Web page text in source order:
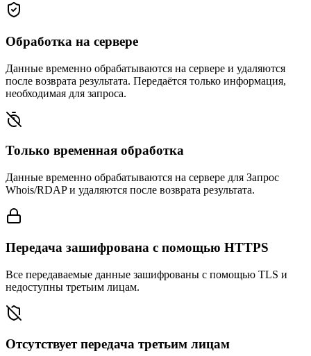
Обработка на сервере
Данные временно обрабатываются на сервере и удаляются
после возврата результата. Передаётся только информация,
необходимая для запроса.
Только временная обработка
Данные временно обрабатываются на сервере для Запрос
Whois/RDAP и удаляются после возврата результата.
Передача зашифрована с помощью HTTPS
Все передаваемые данные зашифрованы с помощью TLS и
недоступны третьим лицам.
Отсутствует передача третьим лицам